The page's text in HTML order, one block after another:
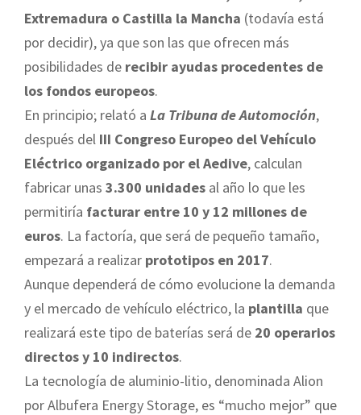
Extremadura o Castilla la Mancha (todavía está
por decidir), ya que son las que ofrecen más
posibilidades de recibir ayudas procedentes de
los fondos europeos.
En principio; relató a La Tribuna de Automoción,
después del III Congreso Europeo del Vehículo
Eléctrico organizado por el Aedive, calculan
fabricar unas 3.300 unidades al año lo que les
permitiría facturar entre 10 y 12 millones de
euros. La factoría, que será de pequeño tamaño,
empezará a realizar prototipos en 2017.
Aunque dependerá de cómo evolucione la demanda
y el mercado de vehículo eléctrico, la plantilla que
realizará este tipo de baterías será de 20 operarios
directos y 10 indirectos.
La tecnología de aluminio-litio, denominada Alion
por Albufera Energy Storage, es “mucho mejor” que